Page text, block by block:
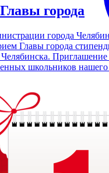
города
города
Главы города
Приглашение
школьников нашего